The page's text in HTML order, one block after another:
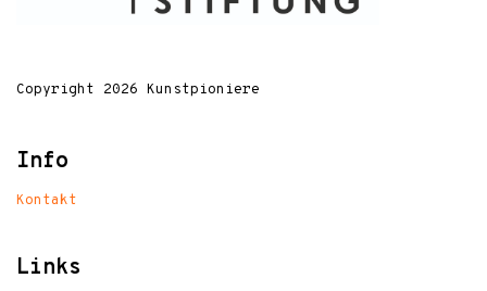
Copyright 2026 Kunstpioniere
Info
Kontakt
Links